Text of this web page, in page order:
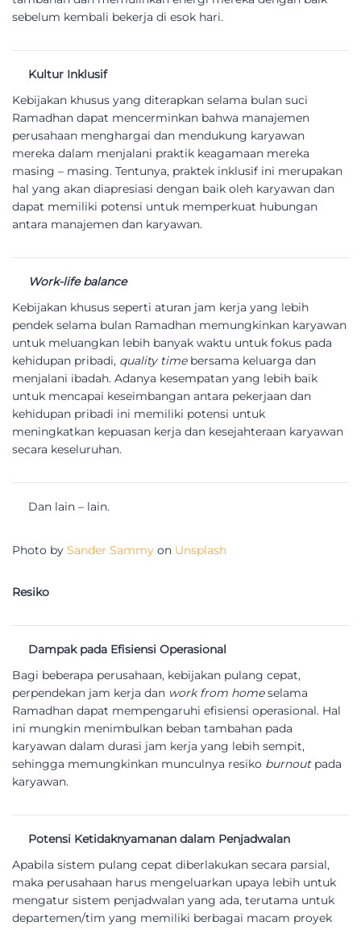
sebelum kembali bekerja di esok hari.
Kultur Inklusif
Kebijakan khusus yang diterapkan selama bulan suci
Ramadhan dapat mencerminkan bahwa manajemen
perusahaan menghargai dan mendukung karyawan
mereka dalam menjalani praktik keagamaan mereka
masing – masing. Tentunya, praktek inklusif ini merupakan
hal yang akan diapresiasi dengan baik oleh karyawan dan
dapat memiliki potensi untuk memperkuat hubungan
antara manajemen dan karyawan.
Work-life balance
Kebijakan khusus seperti aturan jam kerja yang lebih
pendek selama bulan Ramadhan memungkinkan karyawan
untuk meluangkan lebih banyak waktu untuk fokus pada
kehidupan pribadi, quality time bersama keluarga dan
menjalani ibadah. Adanya kesempatan yang lebih baik
untuk mencapai keseimbangan antara pekerjaan dan
kehidupan pribadi ini memiliki potensi untuk
meningkatkan kepuasan kerja dan kesejahteraan karyawan
secara keseluruhan.
Dan lain – lain.
Photo by Sander Sammy on Unsplash
Resiko
Dampak pada Efisiensi Operasional
Bagi beberapa perusahaan, kebijakan pulang cepat,
perpendekan jam kerja dan work from homeselama
Ramadhan dapat mempengaruhi efisiensi operasional. Hal
ini mungkin menimbulkan beban tambahan pada
karyawan dalam durasi jam kerja yang lebih sempit,
sehingga memungkinkan munculnya resiko burnout pada
karyawan.
Potensi Ketidaknyamanan dalam Penjadwalan
Apabila sistem pulang cepat diberlakukan secara parsial,
maka perusahaan harus mengeluarkan upaya lebih untuk
mengatur sistem penjadwalan yang ada, terutama untuk
departemen/tim yang memiliki berbagai macam proyek